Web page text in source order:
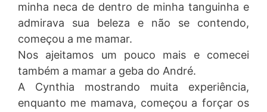
minha neca de dentro de minha tanguinha e
admirava sua beleza e não se contendo,
começou a me mamar.
Nos ajeitamos um pouco mais e comecei
também a mamar a geba do André.
A Cynthia mostrando muita experiência,
enquanto me mamava, começou a forçar os